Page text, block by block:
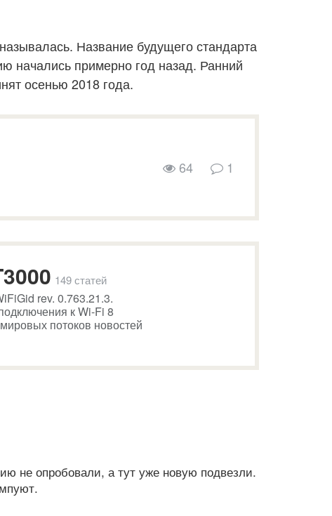
Название будущего стандарта
начались примерно год назад. Ранний
осенью 2018 года.
64
1
149 статей
rev. 0.763.21.3.
к Wi-Fi 8
потоков новостей
не опробовали, а тут уже новую подвезли.